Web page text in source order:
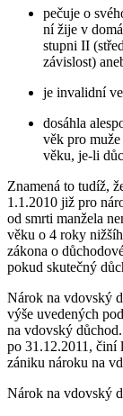
pečuje o
ní žije v
stupni II
závislost)
je invalidní
dosáhla
věk pro
věku, je-li
Znamená to tudíž,
1.1.2010 již pro
od smrti manžela
věku o 4 roky
zákona o
pokud skutečný
Nárok na vdovský
výše uvedených
na vdovský
po 31.12.2011, činí
zániku nároku na
Nárok na vdovský